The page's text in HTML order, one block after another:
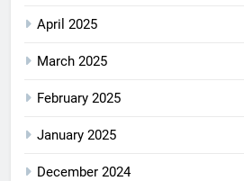
April 2025
March 2025
February 2025
January 2025
December 2024